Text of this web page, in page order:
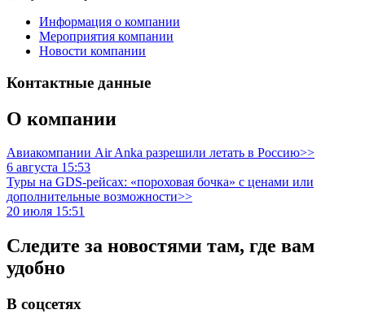
Информация о компании
Мероприятия компании
Новости компании
Контактные данные
О компании
Авиакомпании Air Anka разрешили летать в Россию>>
6 августа 15:53
Туры на GDS-рейсах: «пороховая бочка» с ценами или
дополнительные возможности>>
20 июля 15:51
Следите за новостями там, где вам
удобно
В соцсетях